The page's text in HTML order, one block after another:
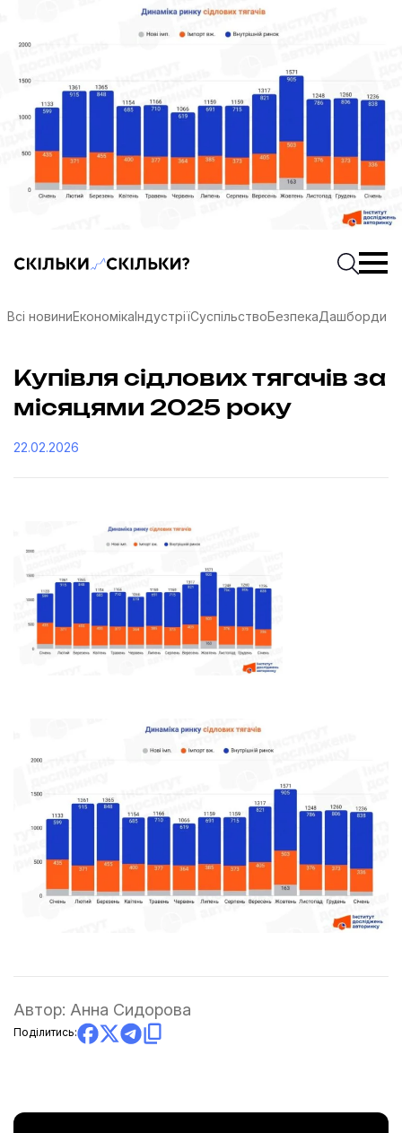
Скільки-скільки? — Медіа про суспільні даніПочати
Всі новиниЕкономікаІндустріїСуспільствоБезпекаДашборди
Купівля сідлових тягачів за
місяцями 2025 року
22.02.2026
Автор: Анна Сидорова
Поділитись: